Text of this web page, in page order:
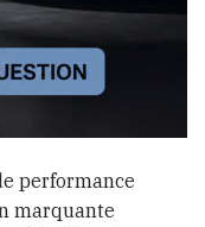
performance
marquante